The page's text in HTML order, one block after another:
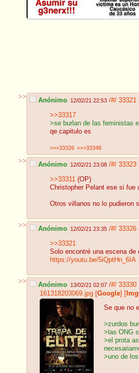
>> Anónimo 12/02/21 22:53 /#/ 33321
>>33317
>se burlan de las feministas
qe capitulo es
>>>33326 >>>33348
>> Anónimo 12/02/21 23:08 /#/ 33323
>>33311 (OP)
Christopher Pelant ese si fue
Otros villanos no lo pudieron
>> Anónimo 12/02/21 23:35 /#/ 33326
>>33321
Solo encontré una escena de
https://youtu.be/5iQptHn_6IA
>> Anónimo 13/02/21 02:07 /#/ 33330
161318203069.jpg [Google] [
Se que no
>zurdos
>las ONG
>el prota
>uno de